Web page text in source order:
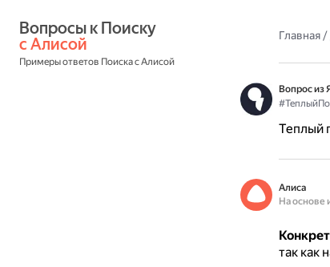
с Алисой
Примеры ответов Поиска с Алисой
Главная/
Вопрос из
Теплый
Алиса
На основе
так как